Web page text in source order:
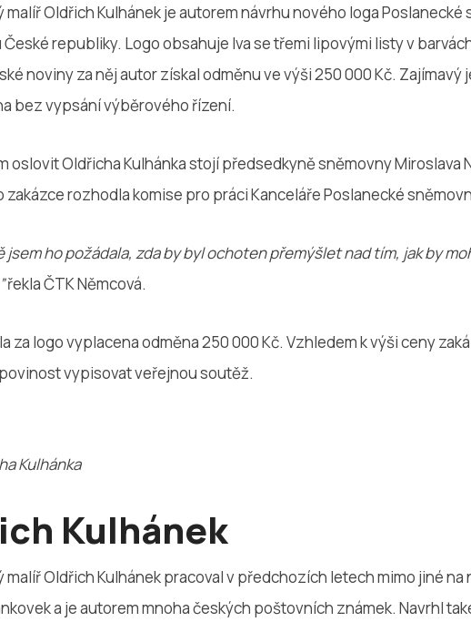
malíř Oldřich Kulhánek je autorem návrhu nového loga Poslanecké
republiky. Logo obsahuje lva se třemi lipovými listy v
noviny za něj autor získal odměnu ve výši 250 000 Kč. Zajímavý
bez vypsání výběrového řízení.
oslovit Oldřicha Kulhánka stojí předsedkyně sněmovny Miroslava
zakázce rozhodla komise pro práci Kanceláře Poslanecké
jsem ho požádala, zda by byl ochoten přemýšlet nad tím, jak by
řekla ČTK Němcová.
za logo vyplacena odměna 250 000 Kč. Vzhledem k výši ceny
vypisovat veřejnou soutěž.
Kulhánka
Kulhánek
malíř Oldřich Kulhánek pracoval v předchozích letech mimo jiné
a je autorem mnoha českých poštovních známek. Navrhl